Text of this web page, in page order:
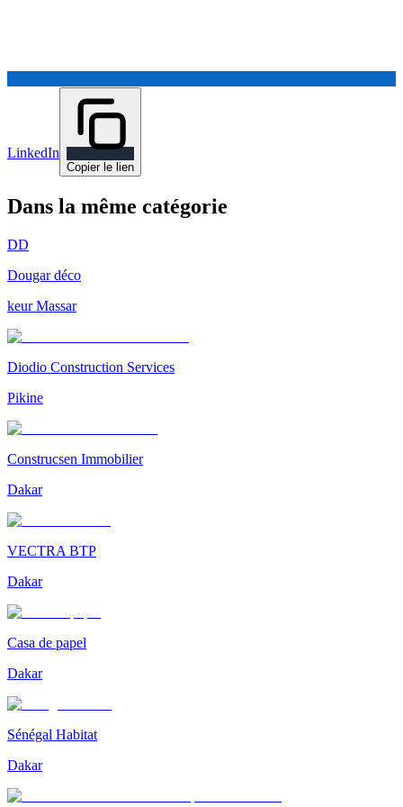
LinkedIn
Copier le lien
Dans la même catégorie
DD
Dougar déco
keur Massar
Diodio Construction Services
Pikine
Construcsen Immobilier
Dakar
VECTRA BTP
Dakar
Casa de papel
Dakar
Sénégal Habitat
Dakar